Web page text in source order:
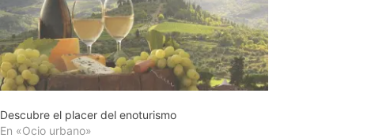
Descubre el placer del enoturismo
En «Ocio urbano»